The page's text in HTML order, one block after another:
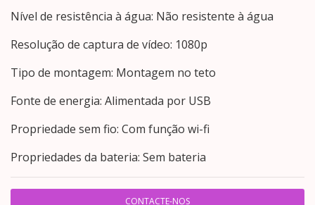
Nível de resistência à água: Não resistente à água
Resolução de captura de vídeo: 1080p
Tipo de montagem: Montagem no teto
Fonte de energia: Alimentada por USB
Propriedade sem fio: Com função wi-fi
Propriedades da bateria: Sem bateria
CONTACTE-NOS